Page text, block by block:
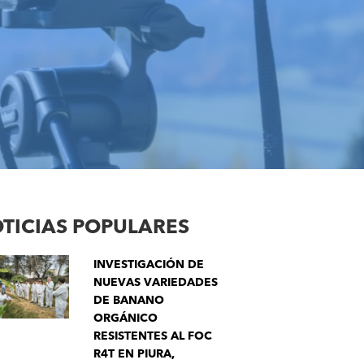
POPULARES
INVESTIGACIÓN DE
NUEVAS VARIEDADES
DE BANANO
ORGÁNICO
RESISTENTES AL FOC
R4T EN PIURA,